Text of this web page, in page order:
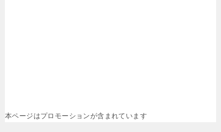
本ページはプロモーションが含まれています